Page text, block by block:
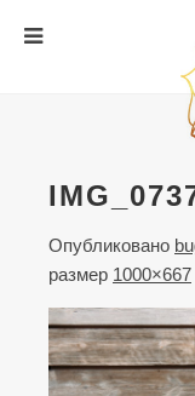
Опубликовано
размер 1000×667